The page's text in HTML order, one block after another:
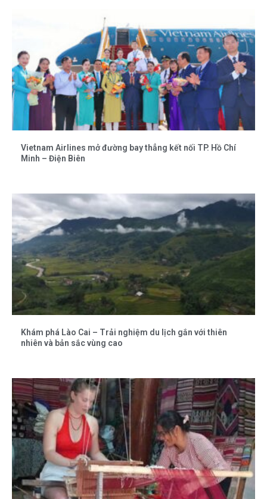
Vietnam Airlines mở đường bay thẳng kết nối TP. Hồ Chí
Minh – Điện Biên
Khám phá Lào Cai – Trải nghiệm du lịch gắn với thiên
nhiên và bản sắc vùng cao